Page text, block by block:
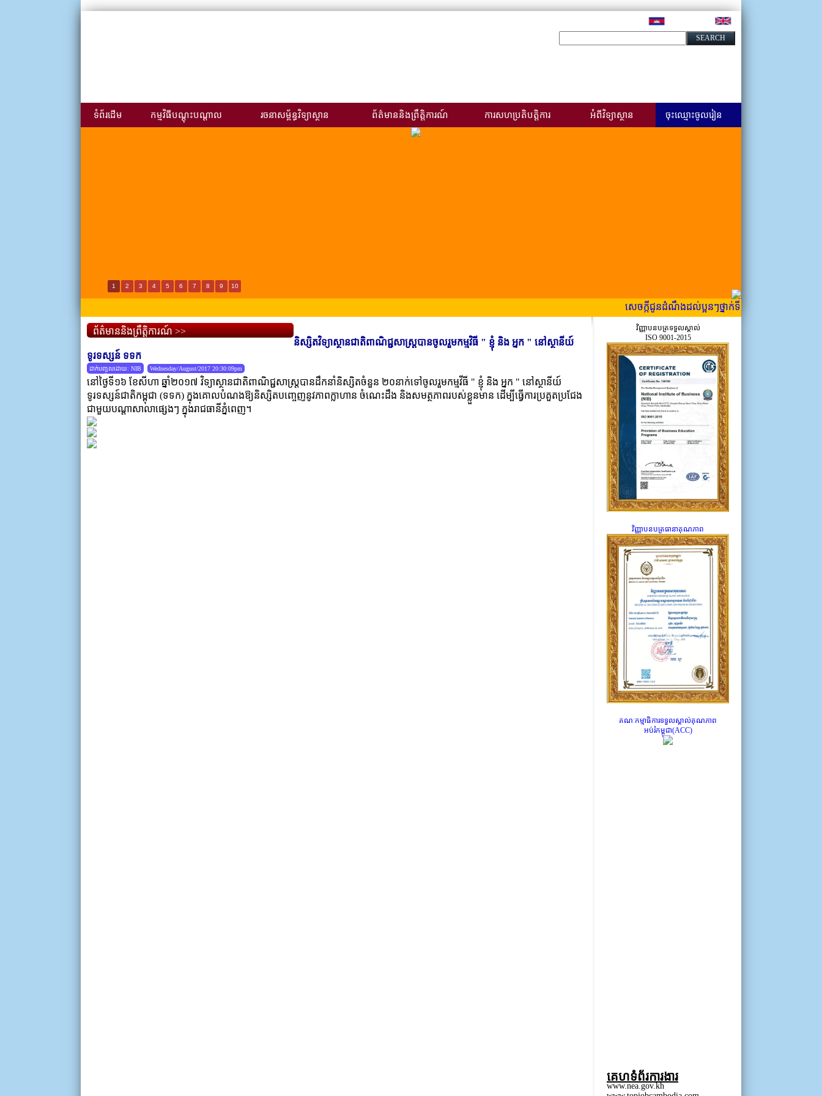
ទំព័រដើម កម្មវិធីបណ្ដុះបណ្ដាល រចនាសម្ព័ន្ធវិទ្យាស្ថាន ព័ត៌មាននិងព្រឹត្តិការណ៍ ការសហប្រតិបត្តិការ អំពីវិទ្យាស្ថាន ចុះឈ្មោះចូលរៀន
1 2 3 4 5 6 7 8 9 10
សេចក្កីជូនដំណឹងដល់ប្អូនៗថ្នាក់ទី១២ ដែលទើបប្រឡង ឱ្យបា
ព័ត៌មាននិងព្រឹត្តិការណ៍ >>
និស្សិតវិទ្យាស្ថានជាតិពាណិជ្ជសាស្រ្តបានចូលរួមកម្មវិធី­­­ " ខ្ញុំ និង អ្នក " នៅស្ថានីយ៍
ទូរទស្សន៍ ទទក
ដាក់បញ្ចូលដោយ: NIB Wednesday/August/2017 20:30:09pm
នៅថ្ងៃទី១៦ ខែសីហា ឆ្នាំ២០១៧ វិទ្យាស្ថានជាតិពាណិជ្ជសាស្រ្តបានដឹកនាំនិស្សិតចំនួន ២០នាក់ទៅចូលរួមកម្មវីធី " ខ្ញុំ និង អ្នក " នៅស្ថានីយ៍
ទូរទស្សន៍ជាតិកម្ពុជា (ទទក) ក្នុងគោលបំណងឱ្យនិស្សិតបញ្ចេញនូវភាពក្លាហាន ចំណេះដឹង និងសមត្ថភាពរបស់ខ្លួនមាន ដើម្បីធ្វើការប្រគួតប្រជែង
ជាមួយបណ្តាសាលាផ្សេងៗ ក្នុងរាជធានីភ្នំពេញ។
វិញ្ញាបនបត្រទទួលស្គាល់
ISO 9001-2015
វិញ្ញាបនបត្រធានាគុណភាព
គណៈកម្មាធិការទទួលស្គាល់គុណភាព
អប់រំកម្ពុជា(ACC)
គេហទំព័រការងារ
www.nea.gov.kh